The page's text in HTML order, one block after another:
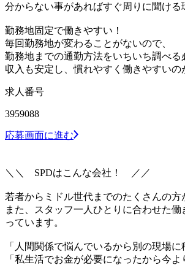
分からない事があればすぐ周りに聞ける
勤務地固定で働きやすい！
毎回勤務地が変わることがないので、
勤務地までの通勤方法をいちいち調べる
収入も安定し、慣れやすく働きやすいの
求人番号
3959088
応募画面に進む
＼＼ SPDはこんな会社！ ／／
若者からミドル世代までのたくさんの方
また、スタッフ一人ひとりに合わせた
っています。
「人間関係で悩んでいるから別の現場に
「私生活でお金が必要になったから今よ